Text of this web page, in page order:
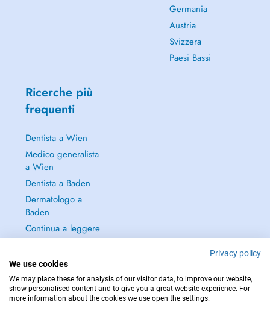
Germania
Austria
Svizzera
Paesi Bassi
Ricerche più
frequenti
Dentista a Wien
Medico generalista
a Wien
Dentista a Baden
Dermatologo a
Baden
Continua a leggere
→
PER LE URGENZE, CONSULTARE : 112
Privacy policy
We use cookies
We may place these for analysis of our visitor data, to improve our website,
show personalised content and to give you a great website experience. For
more information about the cookies we use open the settings.